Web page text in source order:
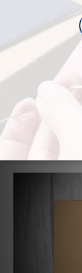
**／手作夢／**
皮革是會呼吸的。
我們尋找不同的
最終選擇了義大
這是因為義大利
較少昆蟲滋擾牛
在義大利推崇著
因此給予我們最